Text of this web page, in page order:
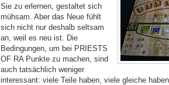
Sie zu erlernen, gestaltet sich
mühsam. Aber das Neue fühlt
sich nicht nur deshalb seltsam
an, weil es neu ist. Die
Bedingungen, um bei PRIESTS
OF RA Punkte zu machen, sind
auch tatsächlich weniger
interessant: viele Teile haben, viele gleiche